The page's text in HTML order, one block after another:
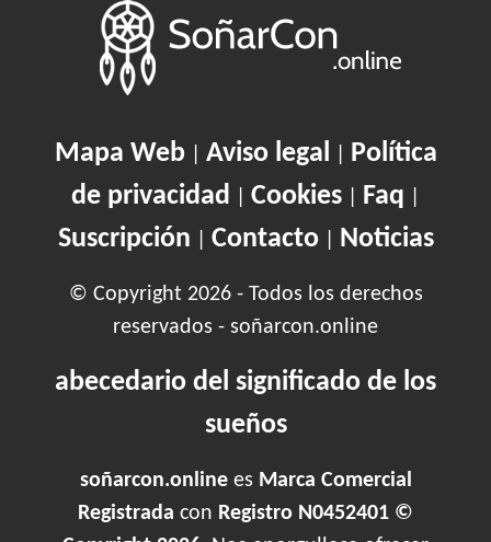
Mapa Web| Aviso legal
Política
de privacidad
Cookies Faq
Suscripción Contacto| Noticias
© Copyright 2026 - Todos los derechos
reservados - soñarcon.online
abecedario del significado de los
sueños
soñarcon.onlinees Marca Comercial
Registrada con Registro N0452401 ©